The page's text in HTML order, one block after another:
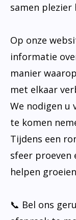
samen plezier
Op onze
informatie
manier
met elkaar
We nodigen u
te komen
Tijdens een
sfeer proeven
helpen
📞 Bel ons